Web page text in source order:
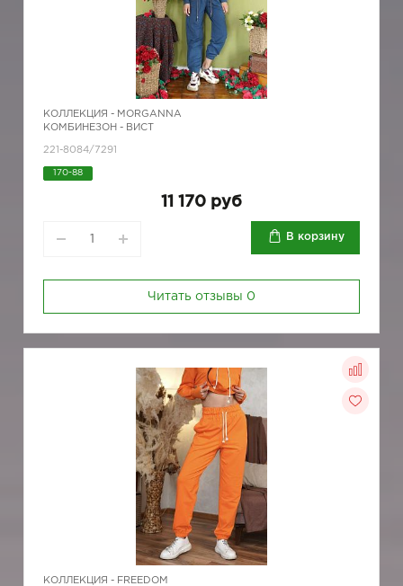
КОЛЛЕКЦИЯ - MORGANNA
КОМБИНЕЗОН - ВИСТ
221-8084/7291
170-88
11 170 руб
В корзину
Читать отзывы 0
КОЛЛЕКЦИЯ - FREEDOM